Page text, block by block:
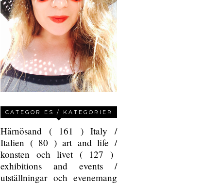
CATEGORIES / KATEGORIER
Härnösand ( 161 )Italy /
Italien ( 80 )art and life /
konsten och livet ( 127 )
exhibitions and events /
utställningar och evenemang